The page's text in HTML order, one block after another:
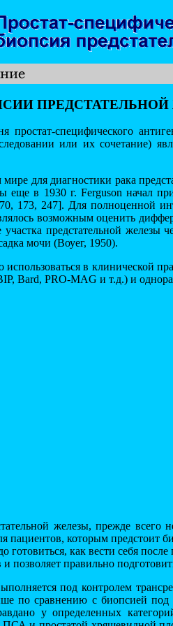
специфического
или их
мире для диагностики рака
в 1930 г. Ferguson начал
247]. Для полноценной
возможным оценить
участка предстательной
мочи (Воуег, 1950).
в клинической
Bard, PRO-MAG и т.д.) и
железы, прежде всего
которым предстоит
готовиться, как вести себя
позволяет правильно
под контролем
по сравнению с биопсией
у определенных